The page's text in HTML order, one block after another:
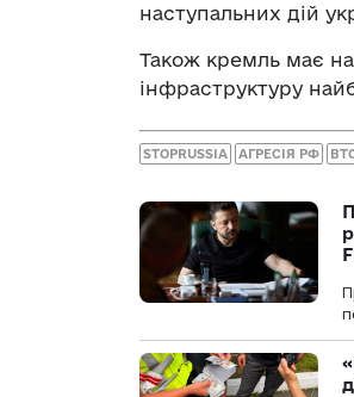
наступальних дій
Також кремль має
інфраструктуру
STOPRUSSIA АГРЕСІЯ РФ